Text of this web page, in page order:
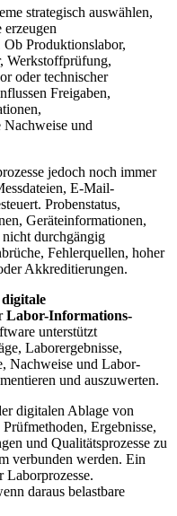
strategisch auswählen,
Ob Produktionslabor,
Werkstoffprüfung,
oder technischer
Freigaben,
Nachweise und
jedoch noch immer
E-Mail-
Probenstatus,
Geräteinformationen,
durchgängig
Fehlerquellen, hoher
Akkreditierungen.
Labor-Informations-
unterstützt
Laborergebnisse,
Nachweise und Labor-
und auszuwerten.
digitalen Ablage von
Ergebnisse,
und Qualitätsprozesse zu
verbunden werden. Ein
Laborprozesse.
daraus belastbare